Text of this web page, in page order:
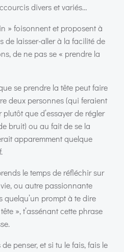
divers et variés…
» foisonnent et proposent à
de laisser-aller à la facilité de
de ne pas se « prendre la
se prendre la tête peut faire
deux personnes (qui feraient
plutôt que d’essayer de régler
bruit) ou au fait de se la
apparemment quelque
le temps de réfléchir sur
ou autre passionnante
quelqu’un prompt à te dire
», t’assénant cette phrase
penser, et si tu le fais, fais le